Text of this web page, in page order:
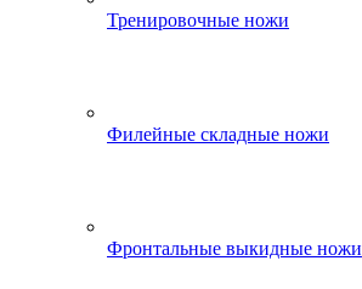
Тренировочные ножи
Филейные складные ножи
Фронтальные выкидные ножи